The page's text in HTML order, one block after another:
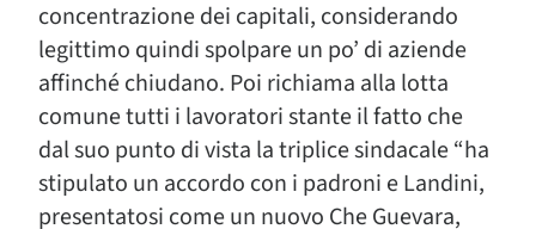
concentrazione dei capitali, considerando
legittimo quindi spolpare un po’ di aziende
affinché chiudano. Poi richiama alla lotta
comune tutti i lavoratori stante il fatto che
dal suo punto di vista la triplice sindacale “ha
stipulato un accordo con i padroni e Landini,
presentatosi come un nuovo Che Guevara,